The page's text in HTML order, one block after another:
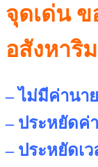
จุดเด่น ข
อสังหาริ
– ไม่มีค่านา
– ประหยัดค่
– ประหยัดเว